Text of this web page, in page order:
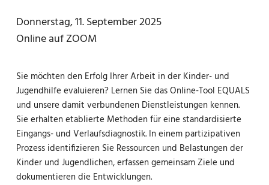
Donnerstag, 11. September 2025
Online auf ZOOM
Sie möchten den Erfolg Ihrer Arbeit in der Kinder- und
Jugendhilfe evaluieren? Lernen Sie das Online-Tool EQUALS
und unsere damit verbundenen Dienstleistungen kennen.
Sie erhalten etablierte Methoden für eine standardisierte
Eingangs- und Verlaufsdiagnostik. In einem partizipativen
Prozess identifizieren Sie Ressourcen und Belastungen der
Kinder und Jugendlichen, erfassen gemeinsam Ziele und
dokumentieren die Entwicklungen.